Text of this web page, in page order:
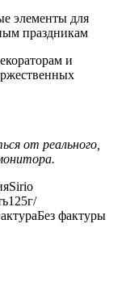
элементы для
праздникам
и
от реального,
Sirio
125г/
Без фактуры